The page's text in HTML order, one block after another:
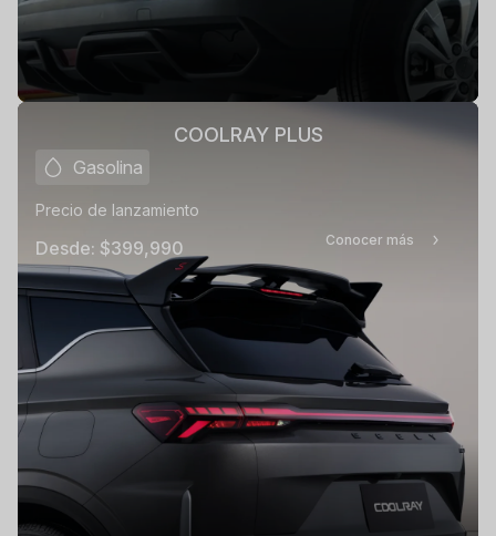
COOLRAY PLUS
Gasolina
Precio de lanzamiento
Desde: $399,990 Conocer más